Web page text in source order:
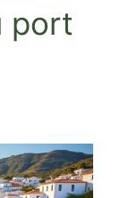
port